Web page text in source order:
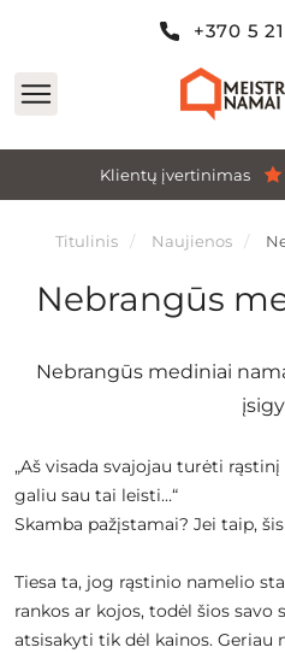
Klientų įvertinimas
+370 5
Titulinis Naujienos
Nebrangūs
Nebrangūs mediniai
„Aš visada svajojau turėti
galiu sau tai leisti…“
Skamba pažįstamai? Jei taip,
Tiesa ta, jog rąstinio namelio
rankos ar kojos, todėl šios savo
atsisakyti tik dėl kainos. Geriau